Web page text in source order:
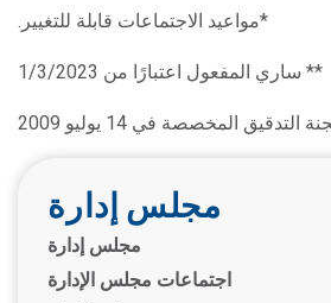
*مواعيد الاجتماعات قابلة للتغيير.
** ساري المفعول اعتبارًا من 1/3/2023
المخصصة في 14 يوليو 2009
مجلس إدارة
مجلس إدارة
اجتماعات مجلس الإدارة